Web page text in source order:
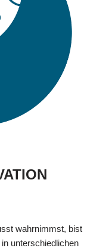
wahrnimmst, bist
unterschiedlichen